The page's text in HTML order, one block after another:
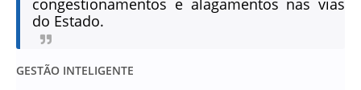
congestionamentos e alagamentos nas vias
do Estado.
GESTÃO INTELIGENTE